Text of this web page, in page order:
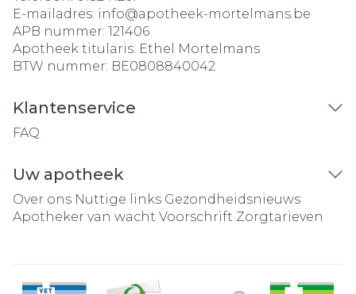
E-mailadres: info@apotheek-mortelmans.be
APB nummer: 121406
Apotheek titularis: Ethel Mortelmans
BTW nummer: BE0808840042
Klantenservice
FAQ
Uw apotheek
Over ons Nuttige links Gezondheidsnieuws
Apotheker van wacht Voorschrift Zorgtarieven